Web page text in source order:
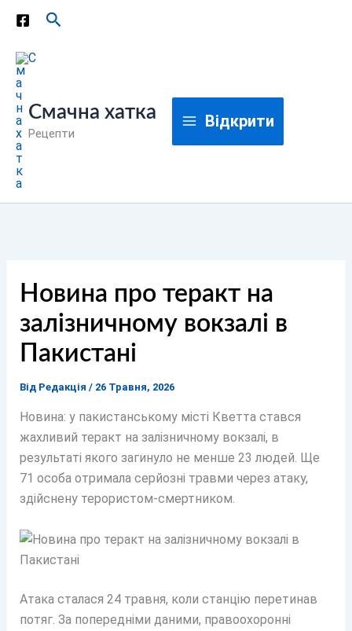
Перейти
вмісту
Пошук
Смачна хатка
Рецепти
Відкрити
Новина про теракт на
залізничному вокзалі в
Пакистані
Від Редакція / 26 Травня, 2026
Новина: у пакистанському місті Кветта стався
жахливий теракт на залізничному вокзалі, в
результаті якого загинуло не менше 23 людей. Ще
71 особа отримала серйозні травми через атаку,
здійснену терористом-смертником.
Атака сталася 24 травня, коли станцію перетинав
потяг. За попередніми даними, правоохоронні